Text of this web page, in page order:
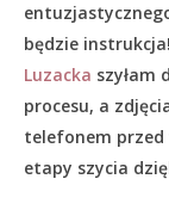
będzie
Luzacka szyłam
procesu, a
telefonem przed
etapy szycia